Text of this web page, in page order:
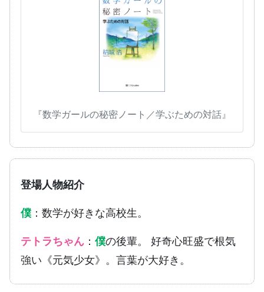
『数学ガールの秘密ノート／学ぶための対話』
登場人物紹介
僕 ：数学が好きな高校生。
テトラちゃん ： 僕の後輩。 好奇心旺盛で根気
強い《元気少女》。言葉が大好き。